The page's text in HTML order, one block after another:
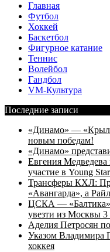
Главная
Футбол
Хоккей
Баскетбол
Фигурное катание
Теннис
Волейбол
Гандбол
VM-Культура
Последние записи
«Динамо» —
новым победам!
«Динамо»
Евгения
участие в Young
Трансферы КХЛ:
«Авангарда», а
ЦСКА —
увезти из Москвы 3
Аделия Петросян
Указом Владимира
хоккея